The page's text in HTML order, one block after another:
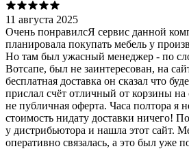
11 августа 2025
Очень понравилсЯ сервис данной
планировала покупать мебель у
Но там был ужасный менеджер - по
Вотсапе, был не заинтересован, на
бесплатная доставка он сказал что
прислал счёт отличный от корзины на
не публичная оферта. Часа полтора я
стоимость нидату доставки ничего!
у дистрибьютора и нашла этот сайт.
оперативно связалась, а это был уже